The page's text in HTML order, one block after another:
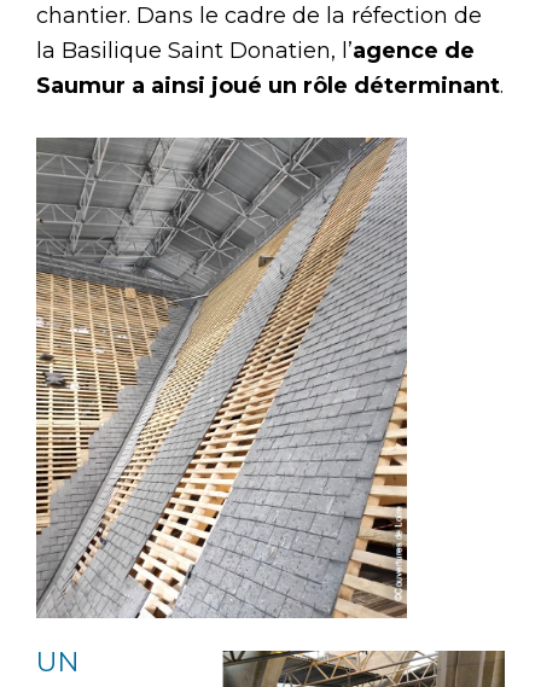
chantier. Dans le cadre de la réfection de
la Basilique Saint Donatien, l’agence de
Saumur a ainsi joué un rôle déterminant.
UN